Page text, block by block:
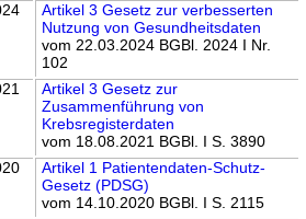
Artikel 3 Gesetz zur verbesserten
Nutzung von Gesundheitsdaten
vom 22.03.2024 BGBl. 2024 I Nr.
102
Artikel 3 Gesetz zur
Zusammenführung von
Krebsregisterdaten
vom 18.08.2021 BGBl. I S. 3890
Artikel 1 Patientendaten-Schutz-
Gesetz (PDSG)
vom 14.10.2020 BGBl. I S. 2115